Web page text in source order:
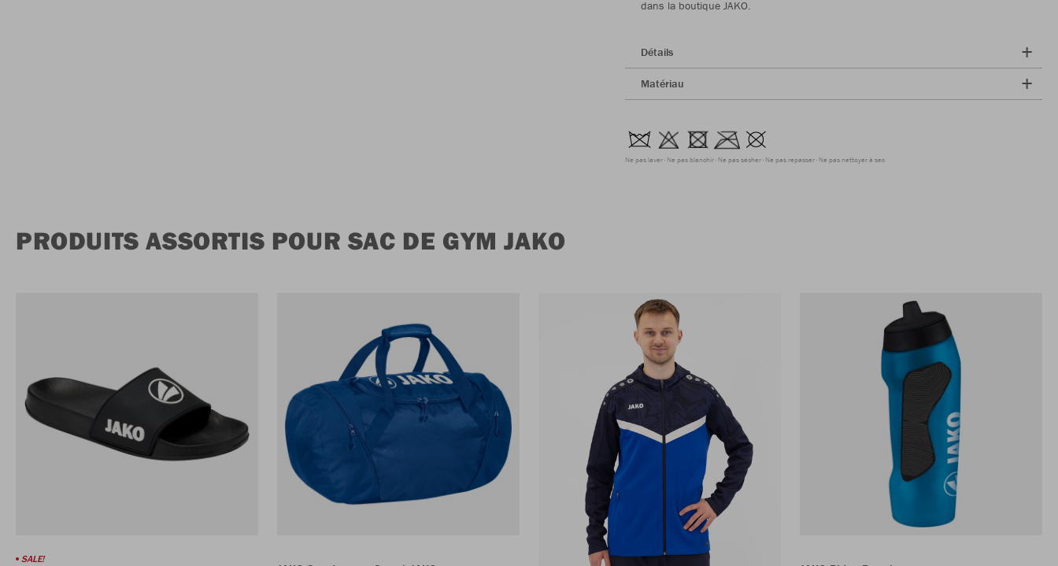
dans la boutique JAKO.
Détails
Matériau
Ne pas laver Ne pas blanchir Ne pas sécher Ne pas repasser Ne pas nettoyer à sec
PRODUITS ASSORTIS POUR SAC DE GYM JAKO
SALE!